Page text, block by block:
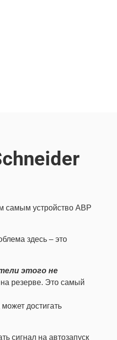
самым устройство АВР
здесь – это
этого не
резерве. Это самый
достигать
сигнал на автозапуск